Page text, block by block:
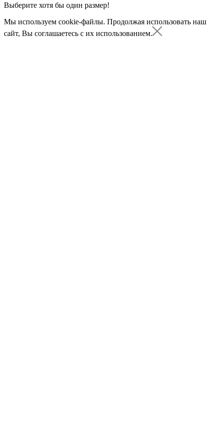
Выберите хотя бы один размер!
Мы используем cookie-файлы. Продолжая использовать наш
сайт, Вы соглашаетесь с их использованием.